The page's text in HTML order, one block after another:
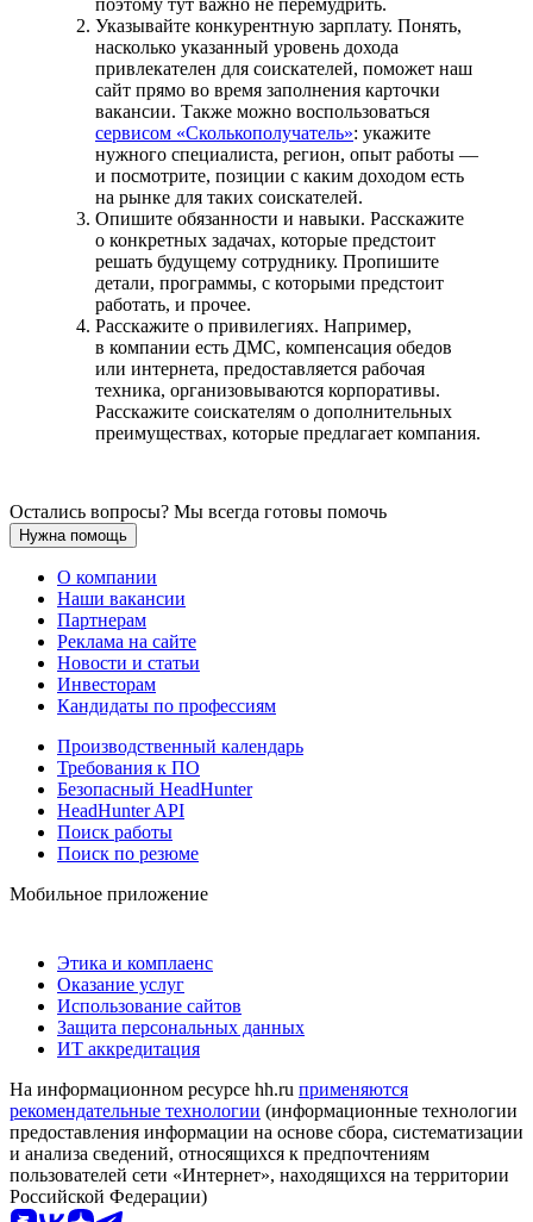
поэтому тут важно не перемудрить.
Указывайте конкурентную зарплату. Понять,
насколько указанный уровень дохода
привлекателен для соискателей, поможет наш
сайт прямо во время заполнения карточки
вакансии. Также можно воспользоваться
сервисом «Сколькополучатель»: укажите
нужного специалиста, регион, опыт работы —
и посмотрите, позиции с каким доходом есть
на рынке для таких соискателей.
Опишите обязанности и навыки. Расскажите
о конкретных задачах, которые предстоит
решать будущему сотруднику. Пропишите
детали, программы, с которыми предстоит
работать, и прочее.
Расскажите о привилегиях. Например,
в компании есть ДМС, компенсация обедов
или интернета, предоставляется рабочая
техника, организовываются корпоративы.
Расскажите соискателям о дополнительных
преимуществах, которые предлагает компания.
Остались вопросы? Мы всегда готовы помочь
Нужна помощь
О компании
Наши вакансии
Партнерам
Реклама на сайте
Новости и статьи
Инвесторам
Кандидаты по профессиям
Производственный календарь
Требования к ПО
Безопасный HeadHunter
HeadHunter API
Поиск работы
Поиск по резюме
Мобильное приложение
Этика и комплаенс
Оказание услуг
Использование сайтов
Защита персональных данных
ИТ аккредитация
На информационном ресурсе hh.ru применяются
рекомендательные технологии (информационные технологии
предоставления информации на основе сбора, систематизации
и анализа сведений, относящихся к предпочтениям
пользователей сети «Интернет», находящихся на территории
Российской Федерации)